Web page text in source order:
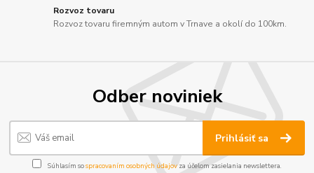
Rozvoz tovaru
Rozvoz tovaru firemným autom v Trnave a okolí do 100km.
Odber noviniek
Prihlásiť sa
Súhlasím sospracovaním osobných údajov za účelom zasielania newslettera.